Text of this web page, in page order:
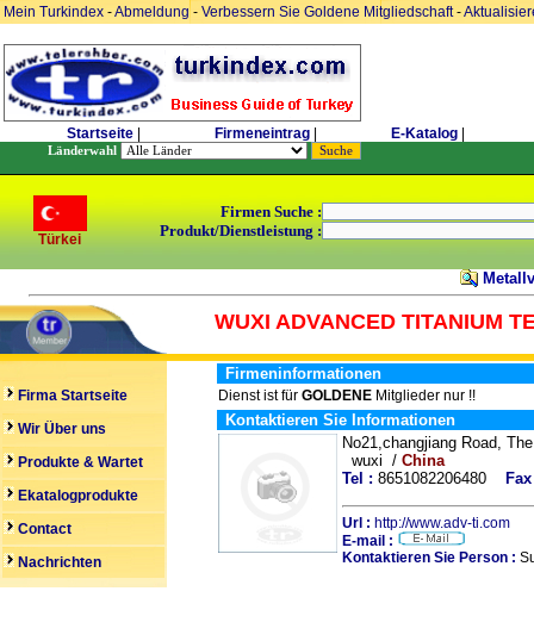
Mein Turkindex -Abmeldung- Verbessern Sie Goldene Mitgliedschaft-
Startseite Firmeneintrag E-Katalog
Länderwahl
Türkei
Firmen Suche :
Produkt/Dienstleistung :
WUXI ADVANCED TITANIUM
Firma Startseite
Wir Über uns
Produkte & Wartet
Ekatalogprodukte
Contact
Nachrichten
Firmeninformationen
Dienst ist für GOLDENE Mitglieder nur !!
Kontaktieren Sie Informationen
No21,changjiang Road,
wuxi / China
Tel : 8651082206480
Url : http://www.adv-ti.com
E-mail :
Kontaktieren Sie Person :